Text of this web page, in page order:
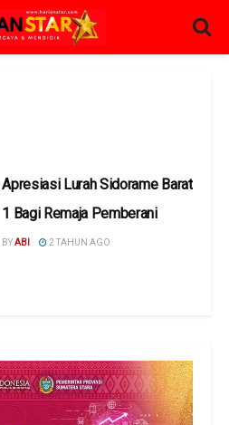
Apresiasi Lurah Sidorame Barat
1 Bagi Remaja Pemberani
BYABI 2 TAHUN AGO